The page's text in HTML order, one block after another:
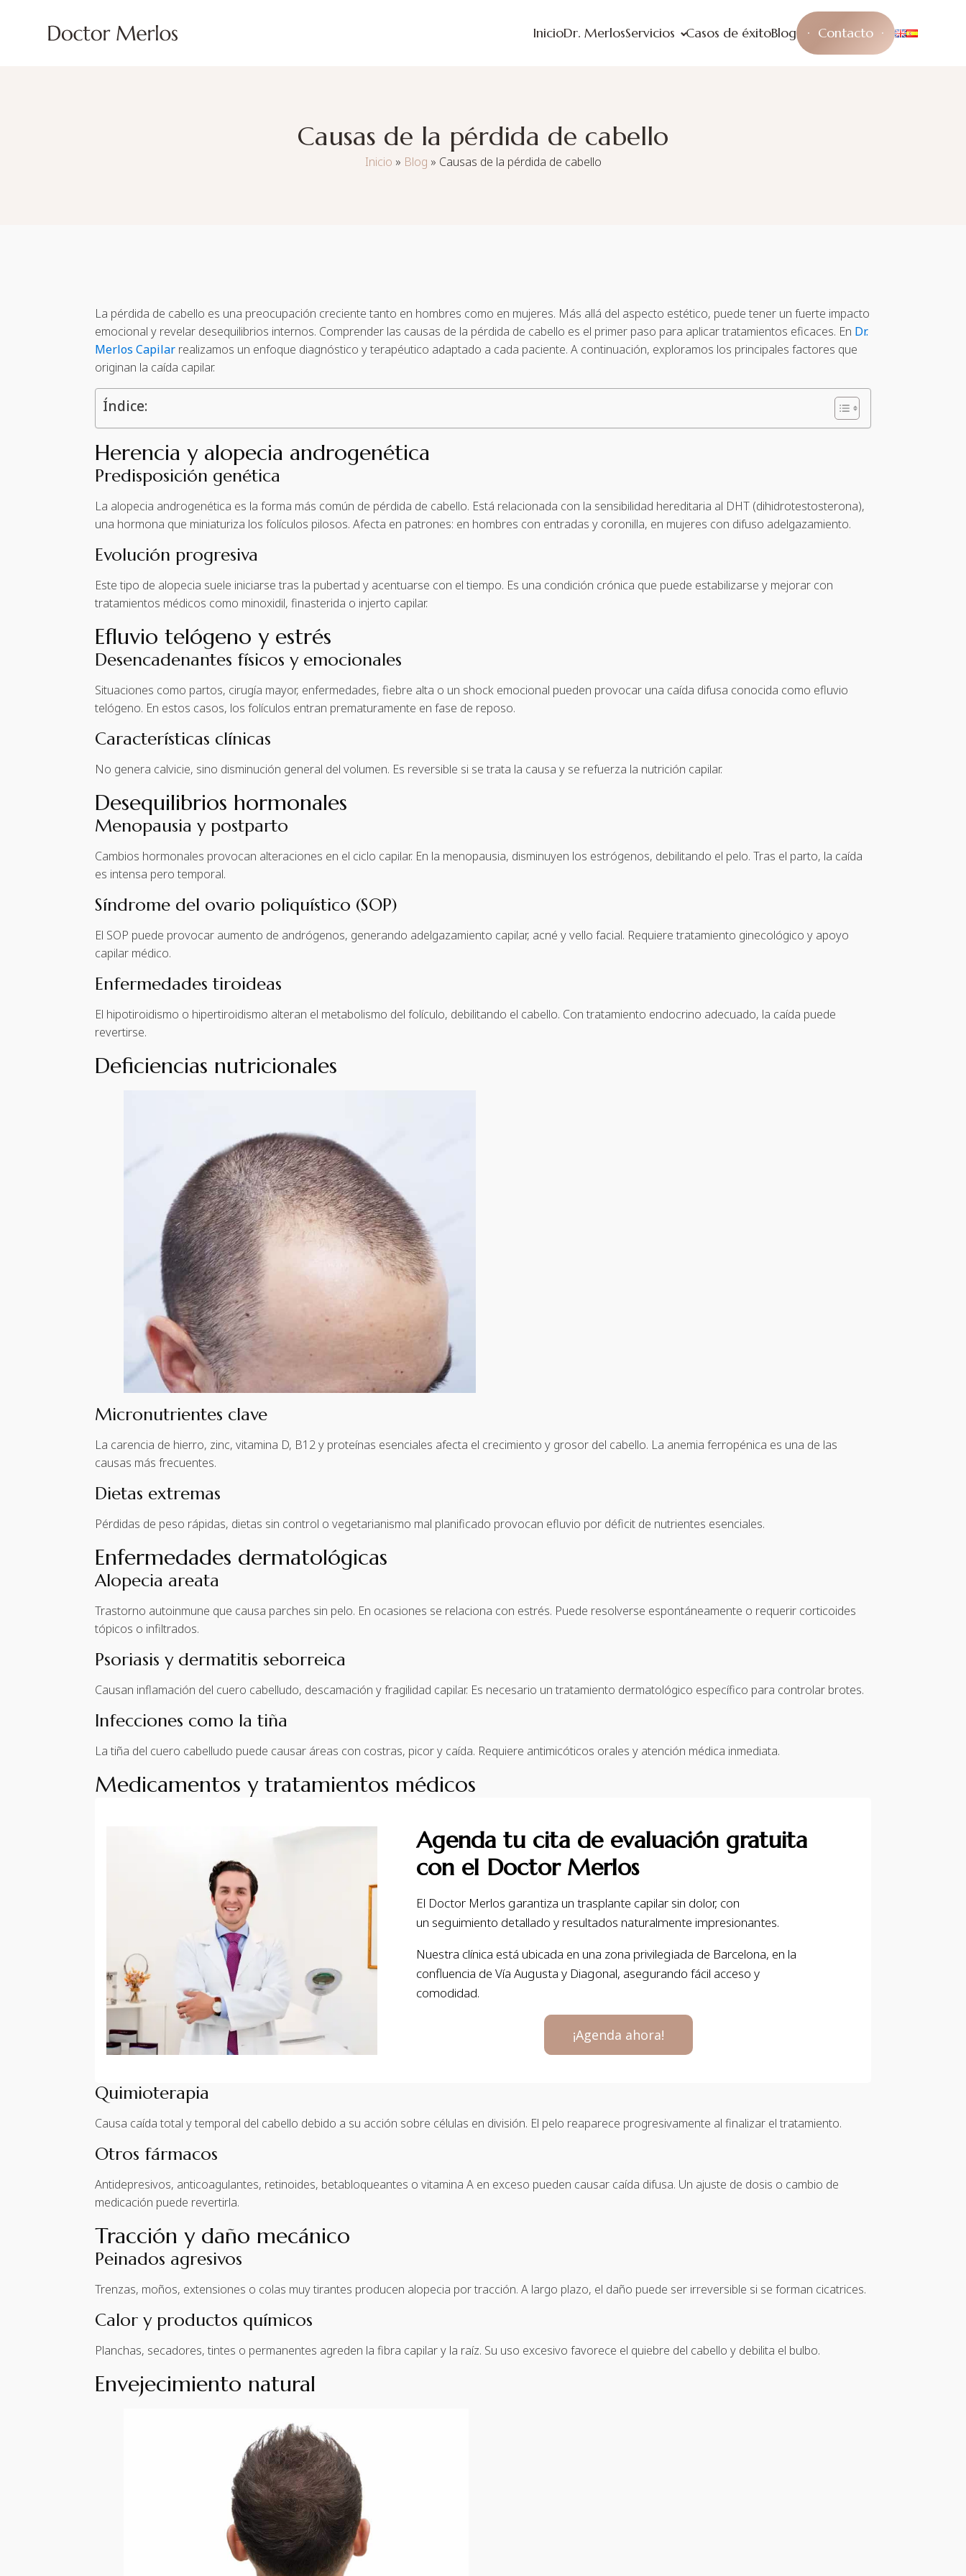
InicioDr. MerlosServicios Casos de éxitoBlog Contacto
Causas de la pérdida de cabello
Inicio » Blog » Causas de la pérdida de cabello
La pérdida de cabello es una preocupación creciente tanto en hombres como en mujeres. Más allá del aspecto estético, puede tener un fuerte impacto
emocional y revelar desequilibrios internos. Comprender las causas de la pérdida de cabello es el primer paso para aplicar tratamientos eficaces. En Dr.
Merlos Capilar realizamos un enfoque diagnóstico y terapéutico adaptado a cada paciente. A continuación, exploramos los principales factores que
originan la caída capilar.
Índice:
Herencia y alopecia androgenética
Predisposición genética
La alopecia androgenética es la forma más común de pérdida de cabello. Está relacionada con la sensibilidad hereditaria al DHT (dihidrotestosterona),
una hormona que miniaturiza los folículos pilosos. Afecta en patrones: en hombres con entradas y coronilla, en mujeres con difuso adelgazamiento.
Evolución progresiva
Este tipo de alopecia suele iniciarse tras la pubertad y acentuarse con el tiempo. Es una condición crónica que puede estabilizarse y mejorar con
tratamientos médicos como minoxidil, finasterida o injerto capilar.
Efluvio telógeno y estrés
Desencadenantes físicos y emocionales
Situaciones como partos, cirugía mayor, enfermedades, fiebre alta o un shock emocional pueden provocar una caída difusa conocida como efluvio
telógeno. En estos casos, los folículos entran prematuramente en fase de reposo.
Características clínicas
No genera calvicie, sino disminución general del volumen. Es reversible si se trata la causa y se refuerza la nutrición capilar.
Desequilibrios hormonales
Menopausia y postparto
Cambios hormonales provocan alteraciones en el ciclo capilar. En la menopausia, disminuyen los estrógenos, debilitando el pelo. Tras el parto, la caída
es intensa pero temporal.
Síndrome del ovario poliquístico (SOP)
El SOP puede provocar aumento de andrógenos, generando adelgazamiento capilar, acné y vello facial. Requiere tratamiento ginecológico y apoyo
capilar médico.
Enfermedades tiroideas
El hipotiroidismo o hipertiroidismo alteran el metabolismo del folículo, debilitando el cabello. Con tratamiento endocrino adecuado, la caída puede
revertirse.
Deficiencias nutricionales
Micronutrientes clave
La carencia de hierro, zinc, vitamina D, B12 y proteínas esenciales afecta el crecimiento y grosor del cabello. La anemia ferropénica es una de las
causas más frecuentes.
Dietas extremas
Pérdidas de peso rápidas, dietas sin control o vegetarianismo mal planificado provocan efluvio por déficit de nutrientes esenciales.
Enfermedades dermatológicas
Alopecia areata
Trastorno autoinmune que causa parches sin pelo. En ocasiones se relaciona con estrés. Puede resolverse espontáneamente o requerir corticoides
tópicos o infiltrados.
Psoriasis y dermatitis seborreica
Causan inflamación del cuero cabelludo, descamación y fragilidad capilar. Es necesario un tratamiento dermatológico específico para controlar brotes.
Infecciones como la tiña
La tiña del cuero cabelludo puede causar áreas con costras, picor y caída. Requiere antimicóticos orales y atención médica inmediata.
Medicamentos y tratamientos médicos
Agenda tu cita de evaluación gratuita
con el Doctor Merlos
El Doctor Merlos garantiza un trasplante capilar sin dolor, con
un seguimiento detallado y resultados naturalmente impresionantes.
Nuestra clínica está ubicada en una zona privilegiada de Barcelona, en la
confluencia de Vía Augusta y Diagonal, asegurando fácil acceso y
comodidad.
¡Agenda ahora!
Quimioterapia
Causa caída total y temporal del cabello debido a su acción sobre células en división. El pelo reaparece progresivamente al finalizar el tratamiento.
Otros fármacos
Antidepresivos, anticoagulantes, retinoides, betabloqueantes o vitamina A en exceso pueden causar caída difusa. Un ajuste de dosis o cambio de
medicación puede revertirla.
Tracción y daño mecánico
Peinados agresivos
Trenzas, moños, extensiones o colas muy tirantes producen alopecia por tracción. A largo plazo, el daño puede ser irreversible si se forman cicatrices.
Calor y productos químicos
Planchas, secadores, tintes o permanentes agreden la fibra capilar y la raíz. Su uso excesivo favorece el quiebre del cabello y debilita el bulbo.
Envejecimiento natural